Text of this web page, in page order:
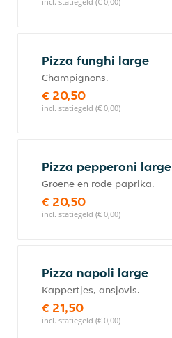
Pizza funghi large
Champignons.
€ 20,50
incl. statiegeld (€ 0,00)
Pizza pepperoni large
Groene en rode paprika.
€ 20,50
incl. statiegeld (€ 0,00)
Pizza napoli large
Kappertjes, ansjovis.
€ 21,50
incl. statiegeld (€ 0,00)